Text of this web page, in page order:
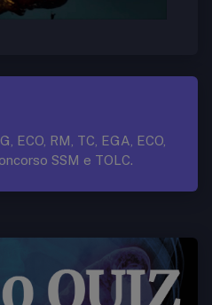
ECO, RM, TC, EGA, ECO,
SSM e TOLC.